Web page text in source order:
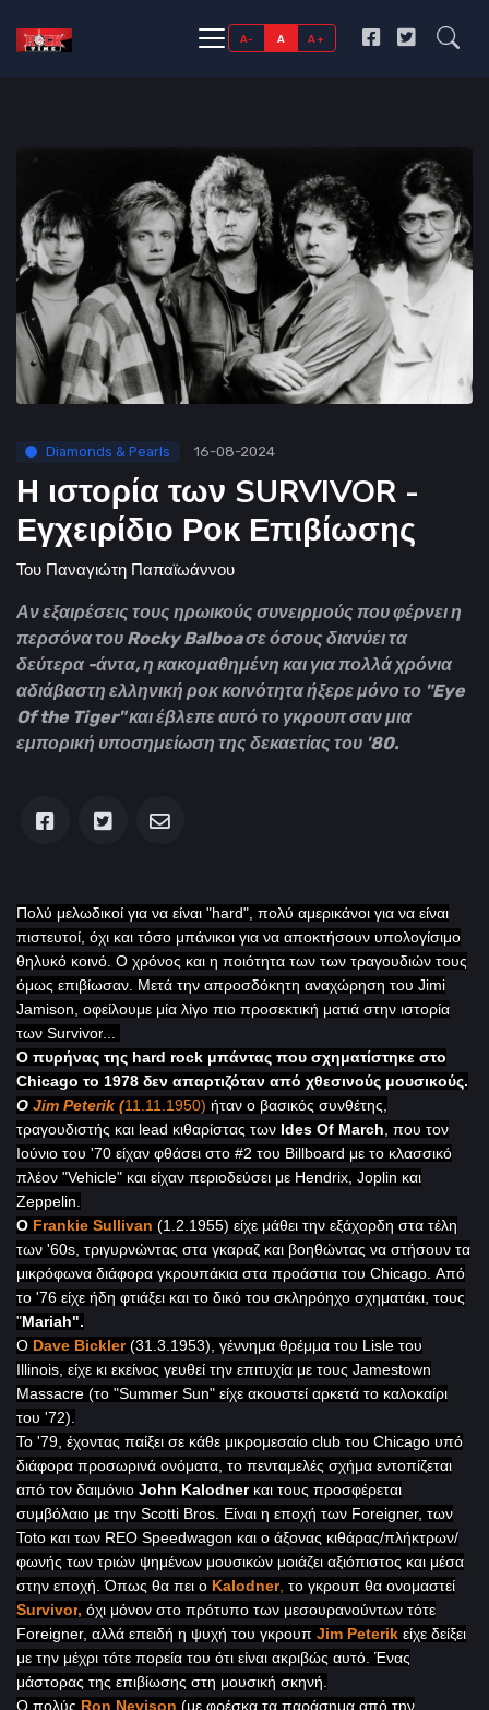
A- A A+
Diamonds & Pearls 16-08-2024
Η ιστορία των SURVIVOR -
Εγχειρίδιο Ροκ Επιβίωσης
Του Παναγιώτη Παπαϊωάννου
Αν εξαιρέσεις τους ηρωικούς συνειρμούς που φέρνει η
περσόνα του Rocky Balboa σε όσους διανύει τα
δεύτερα -άντα, η κακομαθημένη και για πολλά χρόνια
αδιάβαστη ελληνική ροκ κοινότητα ήξερε μόνο το "Eye
Of the Tiger" και έβλεπε αυτό το γκρουπ σαν μια
εμπορική υποσημείωση της δεκαετίας του '80.
Πολύ μελωδικοί για να είναι "hard", πολύ αμερικάνοι για να είναι
πιστευτοί, όχι και τόσο μπάνικοι για να αποκτήσουν υπολογίσιμο
θηλυκό κοινό. Ο χρόνος και η ποιότητα των των τραγουδιών τους
όμως επιβίωσαν. Μετά την απροσδόκητη αναχώρηση του Jimi
Jamison, οφείλουμε μία λίγο πιο προσεκτική ματιά στην ιστορία
των Survivor...
Ο πυρήνας της hard rock μπάντας που σχηματίστηκε στο
Chicago το 1978 δεν απαρτιζόταν από χθεσινούς μουσικούς.
Ο Jim Peterik (11.11.1950) ήταν ο βασικός συνθέτης,
τραγουδιστής και lead κιθαρίστας των Ides Of March, που τον
Ιούνιο του '70 είχαν φθάσει στο #2 του Billboard με το κλασσικό
πλέον "Vehicle" και είχαν περιοδεύσει με Hendrix, Joplin και
Zeppelin.
Ο Frankie Sullivan (1.2.1955) είχε μάθει την εξάχορδη στα τέλη
των '60s, τριγυρνώντας στα γκαραζ και βοηθώντας να στήσουν τα
μικρόφωνα διάφορα γκρουπάκια στα προάστια του Chicago. Από
το '76 είχε ήδη φτιάξει και το δικό του σκληρόηχο σχηματάκι, τους
"Mariah".
Ο Dave Bickler (31.3.1953), γέννημα θρέμμα του Lisle του
Illinois, είχε κι εκείνος γευθεί την επιτυχία με τους Jamestown
Massacre (το "Summer Sun" είχε ακουστεί αρκετά το καλοκαίρι
του '72).
Το '79, έχοντας παίξει σε κάθε μικρομεσαίο club του Chicago υπό
διάφορα προσωρινά ονόματα, το πενταμελές σχήμα εντοπίζεται
από τον δαιμόνιο John Kalodner και τους προσφέρεται
συμβόλαιο με την Scotti Bros. Είναι η εποχή των Foreigner, των
Toto και των REO Speedwagon και ο άξονας κιθάρας/πλήκτρων/
φωνής των τριών ψημένων μουσικών μοιάζει αξιόπιστος και μέσα
στην εποχή. Όπως θα πει ο Kalodner, τo γκρoυπ θα ονομαστεί
Survivor, όχι μόνον στο πρότυπο των μεσουρανούντων τότε
Foreigner, αλλά επειδή η ψυχή του γκρουπ Jim Peterik είχε δείξει
με την μέχρι τότε πορεία του ότι είναι ακριβώς αυτό. Ένας
μάστορας της επιβίωσης στη μουσική σκηνή.
Ο πολύς Ron Nevison (με φρέσκα τα παράσημα από την